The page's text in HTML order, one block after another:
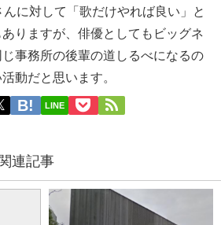
に対して「歌だけやれば良い」と
りますが、俳優としてもビッグネ
事務所の後輩の道しるべになるの
動だと思います。
LINE
連記事